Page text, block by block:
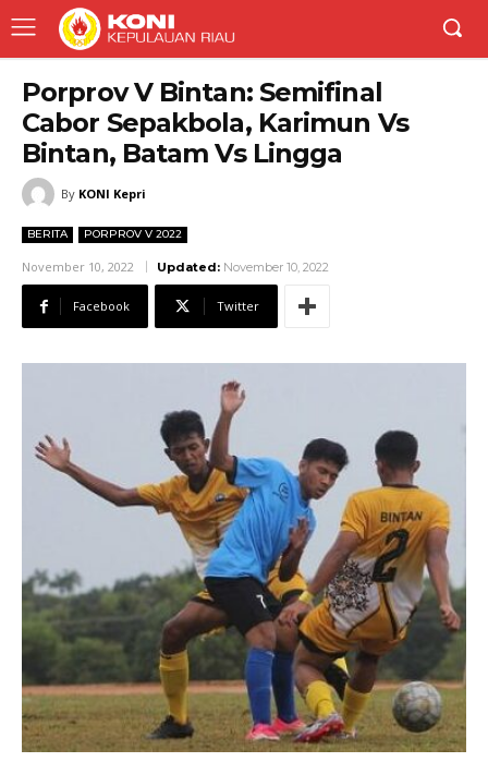
Porprov V Bintan: Semifinal
Cabor Sepakbola, Karimun Vs
Bintan, Batam Vs Lingga
By KONI Kepri
BERITA PORPROV V 2022
November 10, 2022 Updated: November 10, 2022
Facebook Twitter